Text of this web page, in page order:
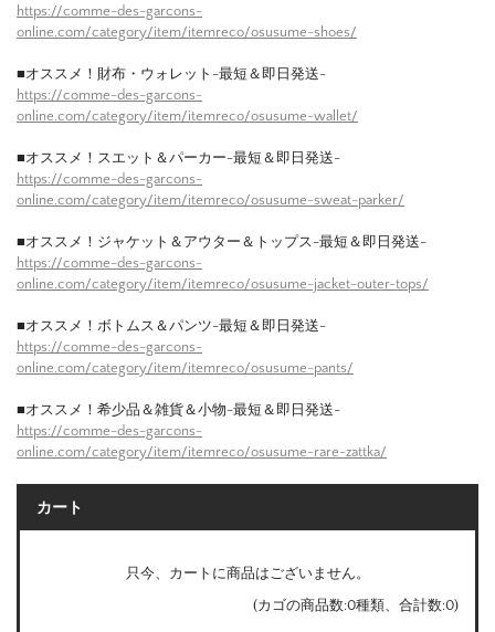
https://comme-des-garcons-
online.com/category/item/itemreco/osusume-shoes/
■オススメ！財布・ウォレット-最短＆即日発送-
https://comme-des-garcons-
online.com/category/item/itemreco/osusume-wallet/
■オススメ！スエット＆パーカー-最短＆即日発送-
https://comme-des-garcons-
online.com/category/item/itemreco/osusume-sweat-parker/
■オススメ！ジャケット＆アウター＆トップス-最短＆即日発送-
https://comme-des-garcons-
online.com/category/item/itemreco/osusume-jacket-outer-tops/
■オススメ！ボトムス＆パンツ-最短＆即日発送-
https://comme-des-garcons-
online.com/category/item/itemreco/osusume-pants/
■オススメ！希少品＆雑貨＆小物-最短＆即日発送-
https://comme-des-garcons-
online.com/category/item/itemreco/osusume-rare-zattka/
カート
只今、カートに商品はございません。
(カゴの商品数:0種類、合計数:0)